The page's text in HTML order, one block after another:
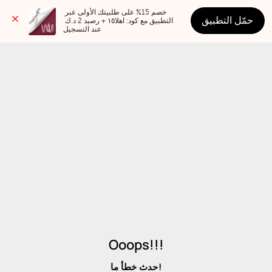
عند التسجيل
حمّل التطبيق
Ooops!!!
حدث خطأ ما!